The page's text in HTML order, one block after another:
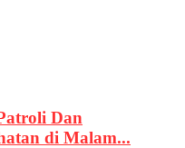
Dan
di Malam...